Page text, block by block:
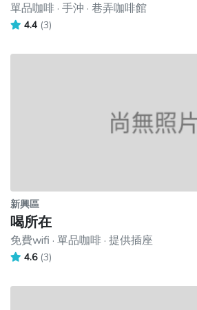
單品咖啡 · 手沖 · 巷弄咖啡館
4.4 (3)
新興區
喝所在
免費wifi · 單品咖啡 · 提供插座
4.6 (3)